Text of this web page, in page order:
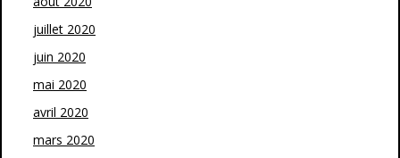
juillet 2020
juin 2020
mai 2020
avril 2020
mars 2020